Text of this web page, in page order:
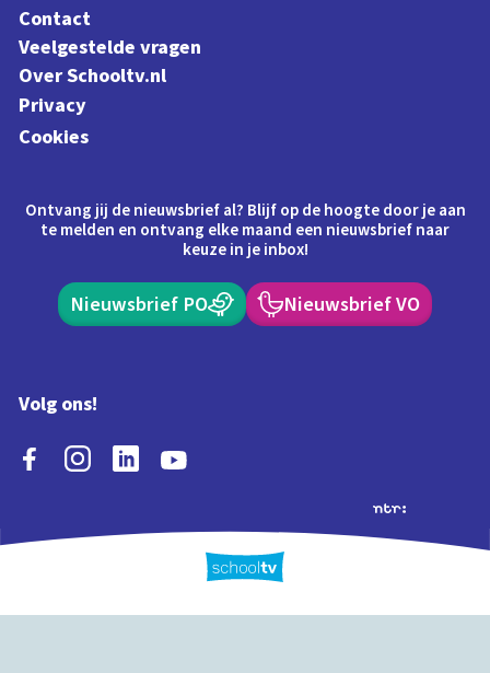
Contact
Veelgestelde vragen
Over Schooltv.nl
Privacy
Cookies
Ontvang jij de nieuwsbrief al? Blijf op de hoogte door je aan
te melden en ontvang elke maand een nieuwsbrief naar
keuze in je inbox!
Nieuwsbrief PO Nieuwsbrief VO
Volg ons!